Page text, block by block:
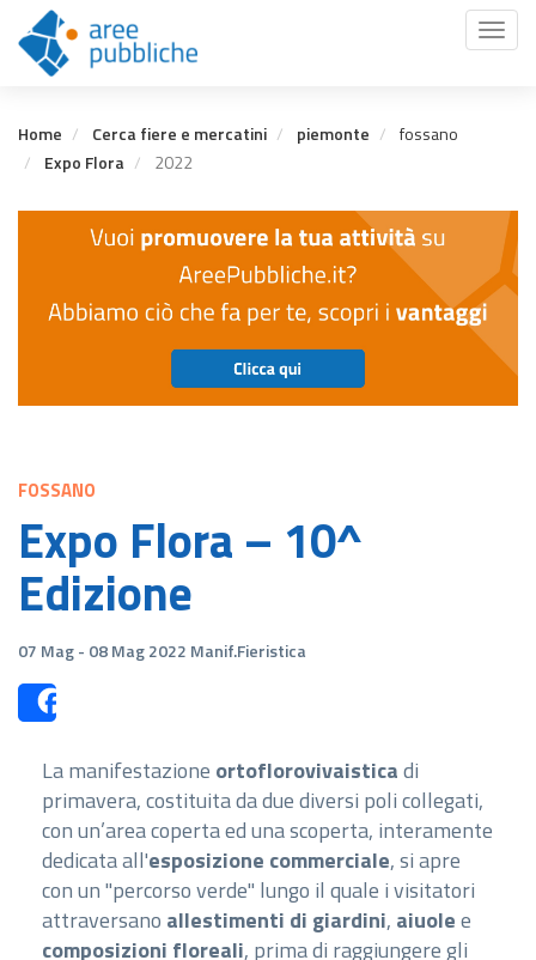
contenuto
principale
Toggle
Home Cerca fiere e mercatini piemonte
fossano
Expo Flora
2022
FOSSANO
Expo Flora – 10^
Edizione
07 Mag - 08 Mag 2022 Manif.Fieristica
La manifestazione ortoflorovivaisticadi
primavera, costituita da due diversi poli collegati,
con un’area coperta ed una scoperta, interamente
dedicata all'esposizione commerciale, si apre
con un "percorso verde" lungo il quale i visitatori
attraversano allestimenti di giardini, aiuolee
composizioni floreali, prima di raggiungere gli